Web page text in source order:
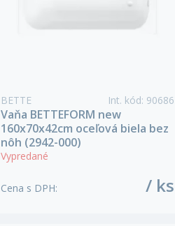
BETTE Int. kód: 90686
Vaňa BETTEFORM new
160x70x42cm oceľová biela bez
nôh (2942-000)
Vypredané
Cena s DPH: / ks